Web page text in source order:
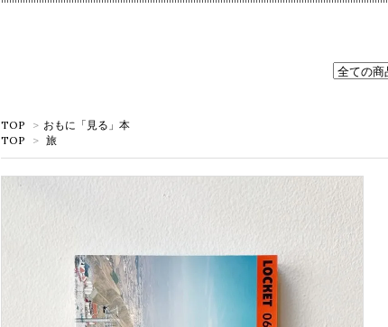
TOP > おもに「見る」本
TOP
> 旅